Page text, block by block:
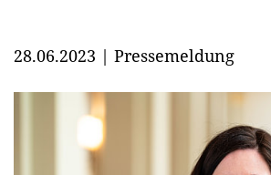
28.06.2023 | Pressemeldung